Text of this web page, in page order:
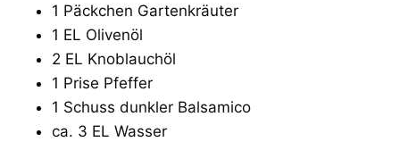
1 Päckchen Gartenkräuter
1 EL Olivenöl
2 EL Knoblauchöl
1 Prise Pfeffer
1 Schuss dunkler Balsamico
ca. 3 EL Wasser